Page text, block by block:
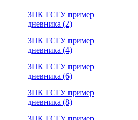
ЗПК ГСГУ пример
дневника (2)
ЗПК ГСГУ пример
дневника (4)
ЗПК ГСГУ пример
дневника (6)
ЗПК ГСГУ пример
дневника (8)